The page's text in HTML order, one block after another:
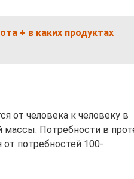
+ в каких продуктах
от человека к человеку в
массы. Потребности в
от потребностей 100-